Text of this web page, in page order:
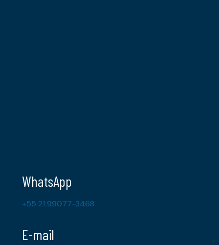
WhatsApp
+55 21 99077-3468
E-mail